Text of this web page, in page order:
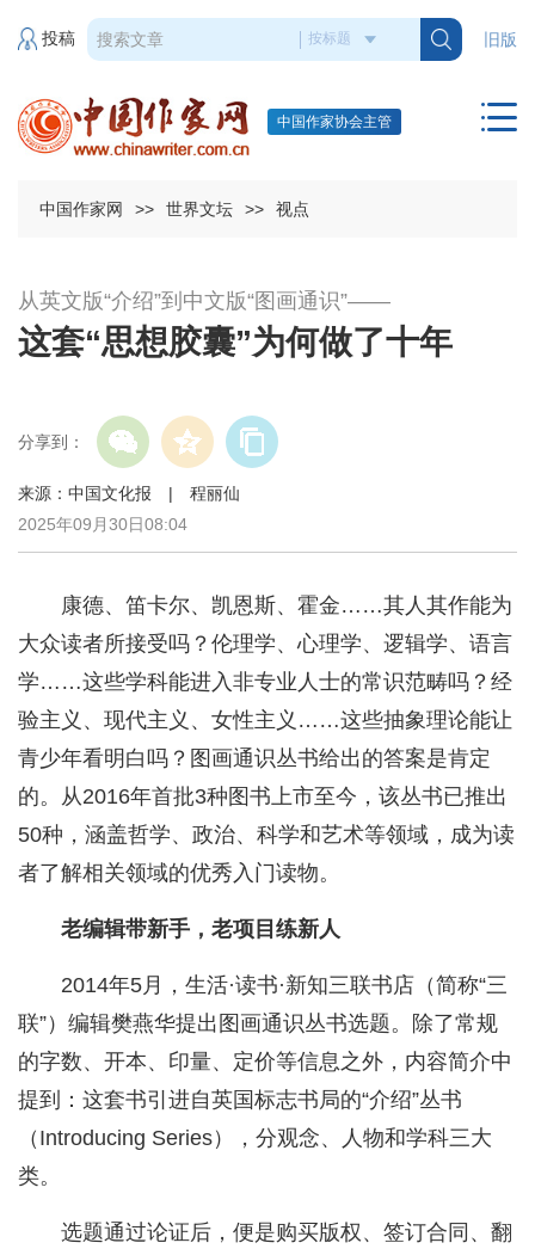
旧版
投稿
中国作家协会主管
中国作家网 >> 世界文坛 >> 视点
从英文版“介绍”到中文版“图画通识”——
​这套“思想胶囊”为何做了十年
分享到：
来源：中国文化报 | 程丽仙
2025年09月30日08:04
康德、笛卡尔、凯恩斯、霍金……其人其作能为
大众读者所接受吗？伦理学、心理学、逻辑学、语言
学……这些学科能进入非专业人士的常识范畴吗？经
验主义、现代主义、女性主义……这些抽象理论能让
青少年看明白吗？图画通识丛书给出的答案是肯定
的。从2016年首批3种图书上市至今，该丛书已推出
50种，涵盖哲学、政治、科学和艺术等领域，成为读
者了解相关领域的优秀入门读物。
老编辑带新手，老项目练新人
2014年5月，生活·读书·新知三联书店（简称“三
联”）编辑樊燕华提出图画通识丛书选题。除了常规
的字数、开本、印量、定价等信息之外，内容简介中
提到：这套书引进自英国标志书局的“介绍”丛书
（Introducing Series），分观念、人物和学科三大
类。
选题通过论证后，便是购买版权、签订合同、翻